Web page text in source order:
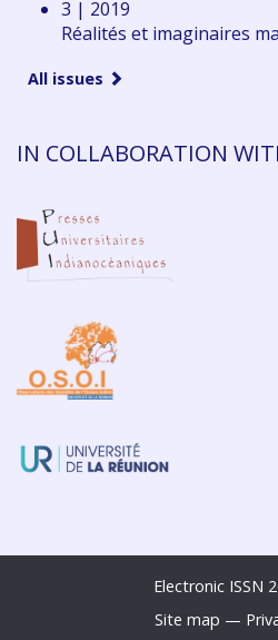
3 | 2019
Réalités et imaginaires
All issues
IN COLLABORATION
Electronic ISSN
Site map —